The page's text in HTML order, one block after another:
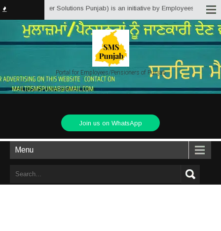
(Service Matter Solutions Punjab) is an initiative by Employees/
Portal for Employees/Pensioners of Punjab
Join us on WhatsApp
Menu